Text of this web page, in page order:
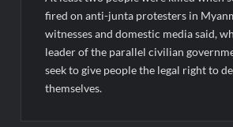
fired on anti-junta protesters in
witnesses and domestic media said,
leader of the parallel civilian
seek to give people the legal right to
themselves.